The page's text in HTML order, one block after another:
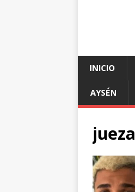
INICIO
AYSÉN
jueza